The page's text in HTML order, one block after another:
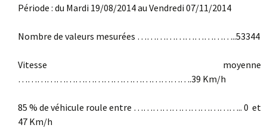
Période : du Mardi 19/08/2014 au Vendredi 07/11/2014
Nombre de valeurs mesurées …………………………..53344
Vitesse moyenne
……………………………………………….39 Km/h
85 % de véhicule roule entre …………………………….. 0 et
47 Km/h